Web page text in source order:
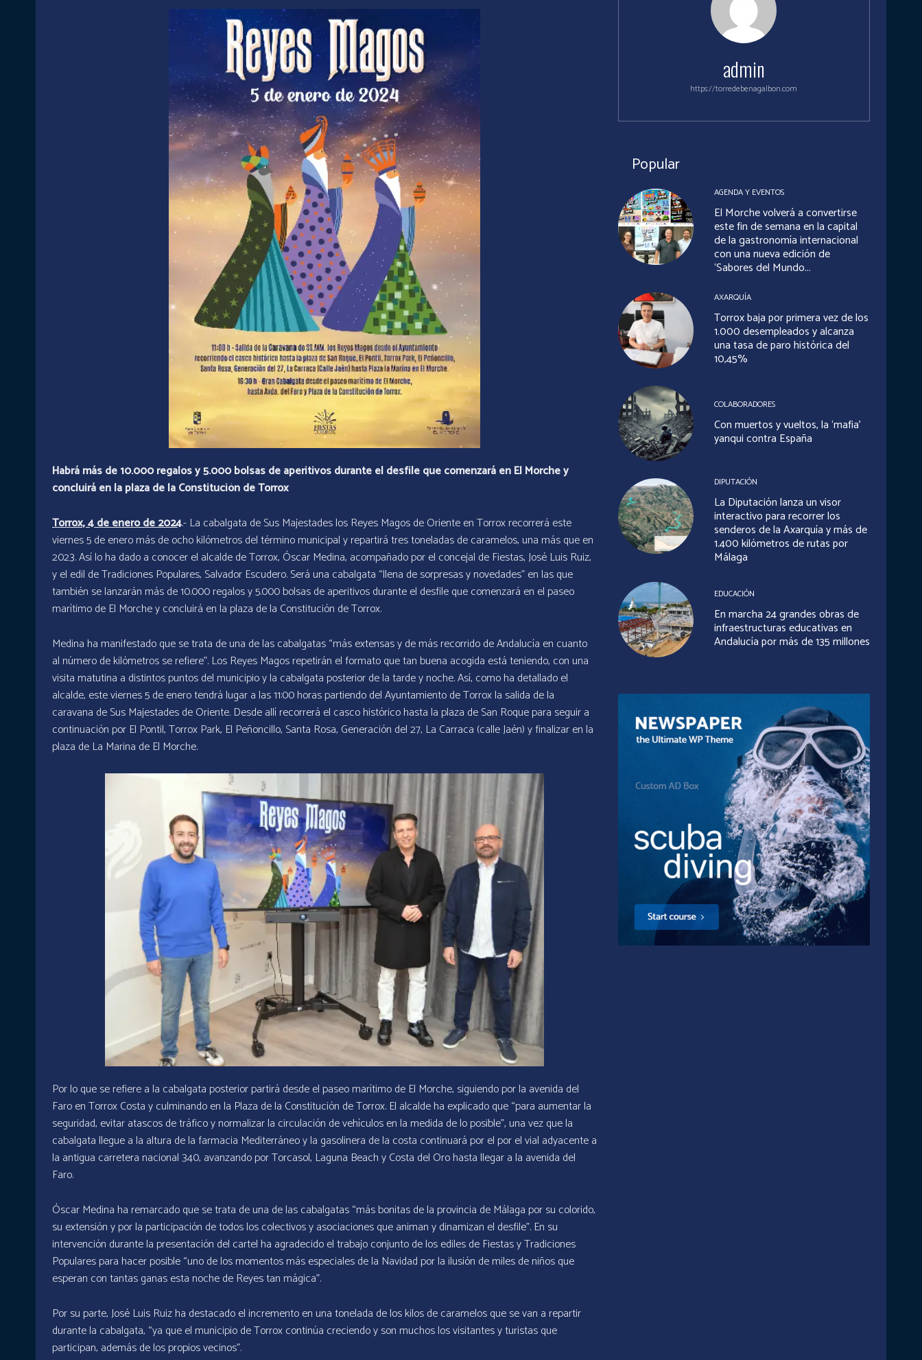
Habrá más de 10.000 regalos y 5.000 bolsas de aperitivos durante el desfile que comenzará en El Morche y
concluirá en la plaza de la Constitución de Torrox
Torrox, 4 de enero de 2024.- La cabalgata de Sus Majestades los Reyes Magos de Oriente en Torrox recorrerá este
viernes 5 de enero más de ocho kilómetros del término municipal y repartirá tres toneladas de caramelos, una más que en
2023. Así lo ha dado a conocer el alcalde de Torrox, Óscar Medina, acompañado por el concejal de Fiestas, José Luis Ruiz,
y el edil de Tradiciones Populares, Salvador Escudero. Será una cabalgata “llena de sorpresas y novedades” en las que
también se lanzarán más de 10.000 regalos y 5.000 bolsas de aperitivos durante el desfile que comenzará en el paseo
marítimo de El Morche y concluirá en la plaza de la Constitución de Torrox.
Medina ha manifestado que se trata de una de las cabalgatas “más extensas y de más recorrido de Andalucía en cuanto
al número de kilómetros se refiere”. Los Reyes Magos repetirán el formato que tan buena acogida está teniendo, con una
visita matutina a distintos puntos del municipio y la cabalgata posterior de la tarde y noche. Así, como ha detallado el
alcalde, este viernes 5 de enero tendrá lugar a las 11:00 horas partiendo del Ayuntamiento de Torrox la salida de la
caravana de Sus Majestades de Oriente. Desde allí recorrerá el casco histórico hasta la plaza de San Roque para seguir a
continuación por El Pontil, Torrox Park, El Peñoncillo, Santa Rosa, Generación del 27, La Carraca (calle Jaén) y finalizar en la
plaza de La Marina de El Morche.
Por lo que se refiere a la cabalgata posterior partirá desde el paseo marítimo de El Morche, siguiendo por la avenida del
Faro en Torrox Costa y culminando en la Plaza de la Constitución de Torrox. El alcalde ha explicado que “para aumentar la
seguridad, evitar atascos de tráfico y normalizar la circulación de vehículos en la medida de lo posible”, una vez que la
cabalgata llegue a la altura de la farmacia Mediterráneo y la gasolinera de la costa continuará por el por el vial adyacente a
la antigua carretera nacional 340, avanzando por Torcasol, Laguna Beach y Costa del Oro hasta llegar a la avenida del
Faro.
Óscar Medina ha remarcado que se trata de una de las cabalgatas “más bonitas de la provincia de Málaga por su colorido,
su extensión y por la participación de todos los colectivos y asociaciones que animan y dinamizan el desfile”. En su
intervención durante la presentación del cartel ha agradecido el trabajo conjunto de los ediles de Fiestas y Tradiciones
Populares para hacer posible “uno de los momentos más especiales de la Navidad por la ilusión de miles de niños que
esperan con tantas ganas esta noche de Reyes tan mágica”.
Por su parte, José Luis Ruiz ha destacado el incremento en una tonelada de los kilos de caramelos que se van a repartir
durante la cabalgata, “ya que el municipio de Torrox continúa creciendo y son muchos los visitantes y turistas que
participan, además de los propios vecinos”.
admin
https://torredebenagalbon.com
Popular
AGENDA Y EVENTOS
El Morche volverá a convertirse
este fin de semana en la capital
de la gastronomía internacional
con una nueva edición de
‘Sabores del Mundo...
AXARQUÍA
Torrox baja por primera vez de los
1.000 desempleados y alcanza
una tasa de paro histórica del
10,45%
COLABORADORES
Con muertos y vueltos, la ‘mafia’
yanqui contra España
DIPUTACIÓN
La Diputación lanza un visor
interactivo para recorrer los
senderos de la Axarquía y más de
1.400 kilómetros de rutas por
Málaga
EDUCACIÓN
En marcha 24 grandes obras de
infraestructuras educativas en
Andalucía por más de 135 millones